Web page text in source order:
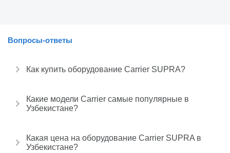
Вопросы-ответы
Как купить оборудование Carrier SUPRA?
Какие модели Carrier самые популярные в
Узбекистане?
Какая цена на оборудование Carrier SUPRA в
Узбекистане?